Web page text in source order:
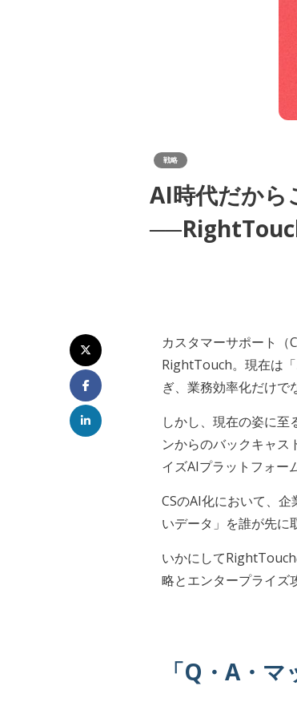
戦略
AI時代だから
カスタマーサポート（
RightTouch。現在は
ぎ、業務効率化だけで
しかし、現在の姿に
ンからのバックキャ
イズAIプラットフォー
CSのAI化において、
いデータ」を誰が先に
いかにして
略とエンタープライズ
「Q・A・